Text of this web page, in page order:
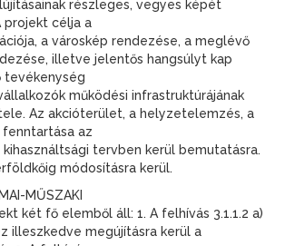
részleges, vegyes képét
projekt célja a
a városkép rendezése, a meglévő
illetve jelentős hangsúlyt kap
tevékenység
működési infrastruktúrájának
Az akcióterület, a helyzetelemzés, a
az
tervben kerül bemutatásra.
módosításra kerül.
MŰSZAKI
két fő elemből áll: 1. A felhívás 3.1.1.2 a)
illeszkedve megújításra kerül a